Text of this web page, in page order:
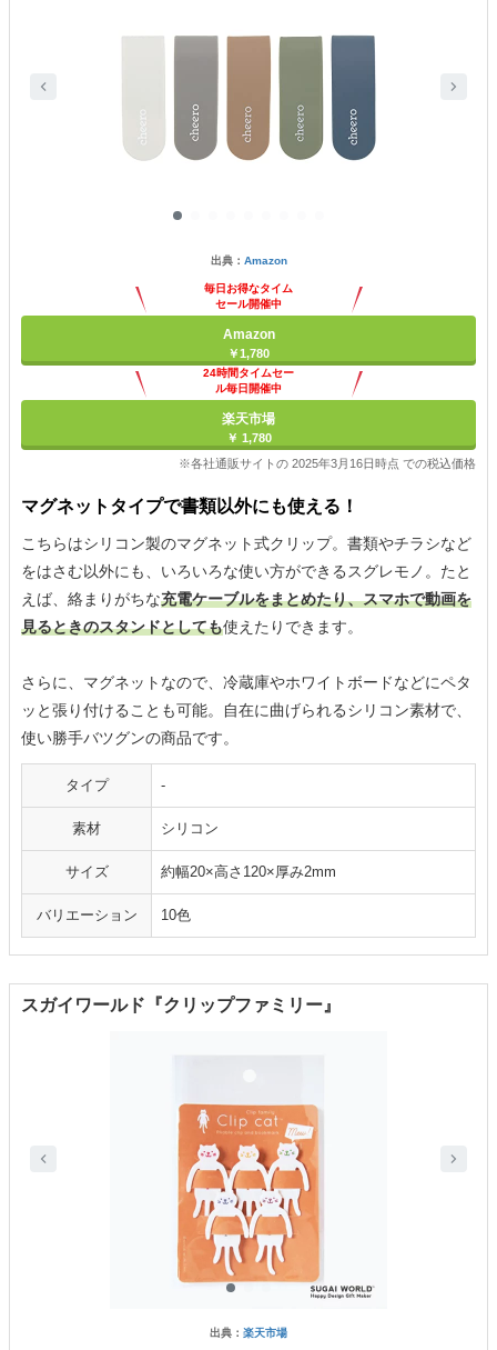
出典： Amazon
毎日お得なタイム
セール開催中
Amazon
￥1,780
24時間タイムセー
ル毎日開催中
楽天市場
￥ 1,780
※各社通販サイトの 2025年3月16日時点 での税込価格
マグネットタイプで書類以外にも使える！
こちらはシリコン製のマグネット式クリップ。書類やチラシなど
をはさむ以外にも、いろいろな使い方ができるスグレモノ。たと
えば、絡まりがちな充電ケーブルをまとめたり、スマホで動画を
見るときのスタンドとしても使えたりできます。
さらに、マグネットなので、冷蔵庫やホワイトボードなどにペタ
ッと張り付けることも可能。自在に曲げられるシリコン素材で、
使い勝手バツグンの商品です。
タイプ -
素材 シリコン
サイズ 約幅20×高さ120×厚み2mm
バリエーション 10色
スガイワールド『クリップファミリー』
出典： 楽天市場